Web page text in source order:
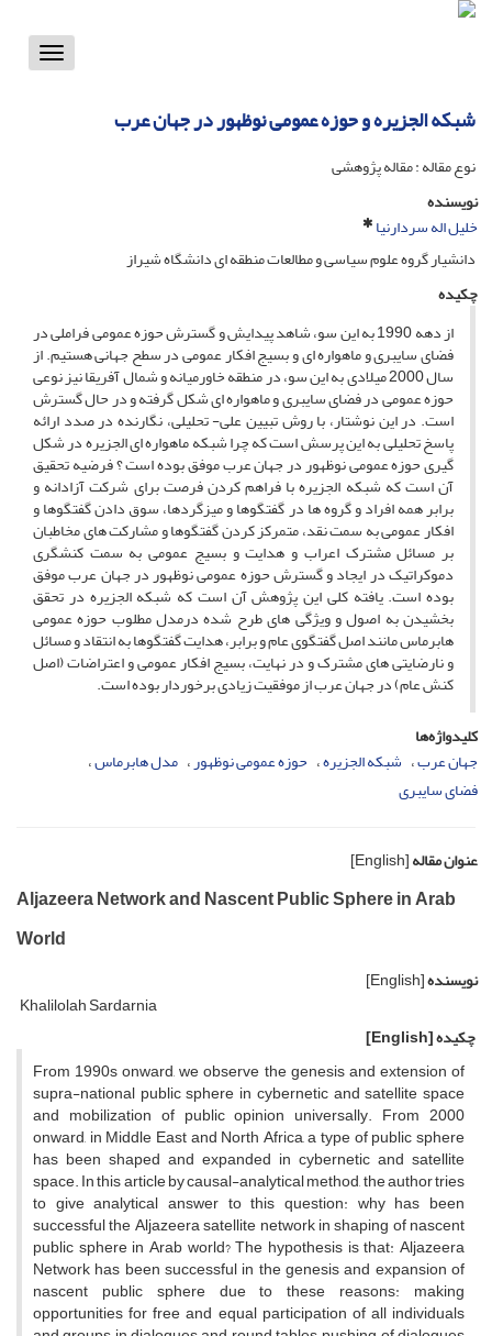
Toggle
شبکه الجزیره و حوزه عمومی نوظهور در جهان عرب
نوع مقاله : مقاله پژوهشی
نویسنده
خلیل اله سردارنیا
دانشیار گروه علوم سیاسی و مطالعات منطقه ای دانشگاه شیراز
چکیده
از دهه 1990 به این سو، شاهد پیدایش و گسترش حوزه عمومی فراملی در
فضای سایبری و ماهواره ای و بسیج افکار عمومی در سطح جهانی هستیم. از
سال 2000 میلادی به این سو، در منطقه خاورمیانه و شمال آفریقا نیز نوعی
حوزه عمومی در فضای سایبری و ماهواره ای شکل گرفته و در حال گسترش
است. در این نوشتار، با روش تبیین علی- تحلیلی، نگارنده در صدد ارائه
پاسخ تحلیلی به این پرسش است که چرا شبکه ماهواره ای الجزیره در شکل
گیری حوزه عمومی نوظهور در جهان عرب موفق بوده است ؟ فرضیه تحقیق
آن است که شبکه الجزیره با فراهم کردن فرصت برای شرکت آزادانه و
برابر همه افراد و گروه ها در گفتگوها و میزگردها، سوق دادن گفتگوها و
افکار عمومی به سمت نقد، متمرکز کردن گفتگوها و مشارکت های مخاطبان
بر مسائل مشترک اعراب و هدایت و بسیج عمومی به سمت کنشگری
دموکراتیک در ایجاد و گسترش حوزه عمومی نوظهور در جهان عرب موفق
بوده است. یافته کلی این پژوهش آن است که شبکه الجزیره در تحقق
بخشیدن به اصول و ویژگی های طرح شده درمدل مطلوب حوزه عمومی
هابرماس مانند اصل گفتگوی عام و برابر، هدایت گفتگوها به انتقاد و مسائل
و نارضایتی های مشترک و در نهایت، بسیج افکار عمومی و اعتراضات (اصل
کنش عام) در جهان عرب از موفقیت زیادی برخوردار بوده است.
کلیدواژه‌ها
جهان عرب شبکه الجزیره حوزه عمومی نوظهور مدل هابرماس
فضای سایبری
عنوان مقاله[English]
Aljazeera Network and Nascent Public Sphere in Arab
World
نویسنده[English]
Khalilolah Sardarnia
چکیده[English]
From 1990s onward, we observe the genesis and extension of
supra-national public sphere in cybernetic and satellite space
and mobilization of public opinion universally. From 2000
onward, in Middle East and North Africa, a type of public sphere
has been shaped and expanded in cybernetic and satellite
space. In this article by causal-analytical method, the author tries
to give analytical answer to this question: why has been
successful the Aljazeera satellite network in shaping of nascent
public sphere in Arab world? The hypothesis is that: Aljazeera
Network has been successful in the genesis and expansion of
nascent public sphere due to these reasons: making
opportunities for free and equal participation of all individuals